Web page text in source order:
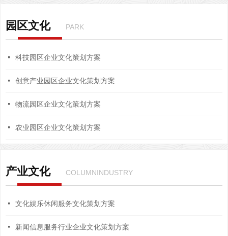
园区文化 PARK
넷 科技园区企业文化策划方案
넷 创意产业园区企业文化策划方案
넷 物流园区企业文化策划方案
넷 农业园区企业文化策划方案
产业文化 COLUMNINDUSTRY
넷 文化娱乐休闲服务文化策划方案
넷 新闻信息服务行业企业文化策划方案